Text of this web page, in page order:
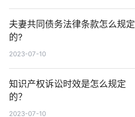
夫妻共同债务法律条款怎么规定
的?
2023-07-10
知识产权诉讼时效是怎么规定
的？
2023-07-10